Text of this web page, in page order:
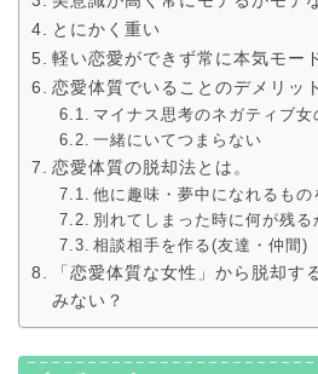
とにかく重い
軽い恋愛ができず常に本気モー
恋愛体質でいることのデメリッ
マイナス思考のネガティブ
一緒にいてつまらない
恋愛体質の脱却法とは。
他に趣味・夢中になれるもの
別れてしまった時に何が残る
相談相手を作る(友達・仲間)
「恋愛体質な女性」から脱却す
みない？